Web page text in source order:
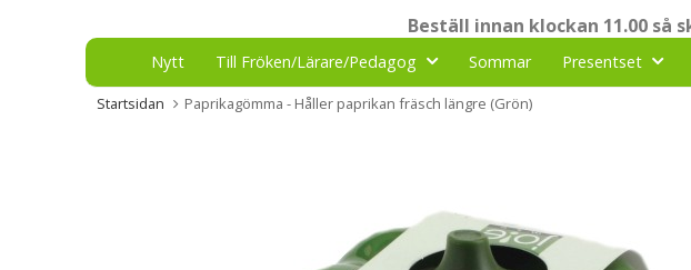
Beställ innan klockan 11.00 så
Nytt Till Fröken/Lärare/Pedagog Sommar Presentset
Startsidan Paprikagömma - Håller paprikan fräsch längre (Grön)